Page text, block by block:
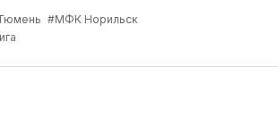
#МФК Норильск